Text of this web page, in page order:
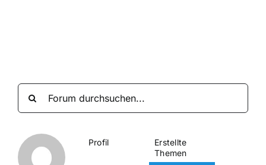
Profil
Erstellte
Themen